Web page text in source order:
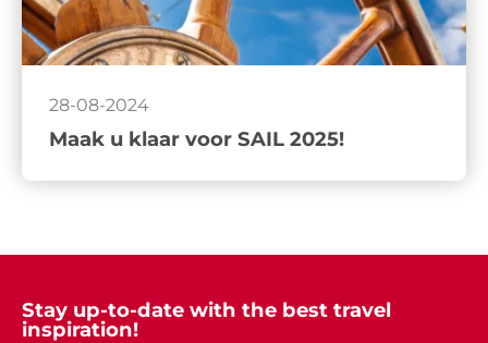
28-08-2024
Maak u klaar voor SAIL 2025!
Stay up-to-date with the best travel
inspiration!